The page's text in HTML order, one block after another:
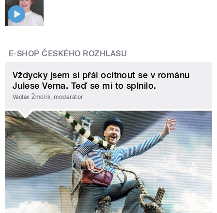
E-SHOP ČESKÉHO ROZHLASU
Vždycky jsem si přál ocitnout se v románu
Julese Verna. Teď se mi to splnilo.
Václav Žmolík, moderátor